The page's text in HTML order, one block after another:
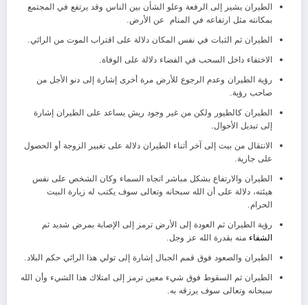
الطيران يشير إلى الرفعة وعلو الشأن بين الناس وقد يرتفع في المجتمع
بمكانته مثل ارتفاعه في المنام عن الأرض.
الطيران ثم الثبات في نفس المكان دلالة على اقتراب الموت من الرائي.
الاختفاء داخل السحب في الفضاء دلالة على الوفاة.
رؤية الطيران وعدم الرجوع للأرض مرة أخرى إشارة إلى دنو الأجل من
صاحب رؤية.
الطيران كالطيور ولكن من غير وجود ريش يساعد على الطيران إشارة
إلى تبديل الأحوال.
الانتقال من بيت إلى آخر أثناء الطيران دلالة على تغيير الزوجة أو الحصول
على جارية.
الطيران والارتفاع بشكل مباشر اتجاه السماء وكان الشخص على نفس
هيئته، دلالة على أن الله سبحانه وتعالى سوف يكتب له زيارة البيت
الحرام.
رؤية الطيران ثم العودة إلى الأرض ترمز إلى الإصابة بمرض شديد ثم
الشفاء منه بقدرة الله عز وجل.
الطيران والصعود فوق قمم الجبال إشارة إلى تولي هذا الرائي حكم البلاد.
الطيران ثم السقوط فوق شيء معين ترمز إلى امتلاك هذا الشيء وأن الله
سبحانه وتعالى سوف يرزقه به.